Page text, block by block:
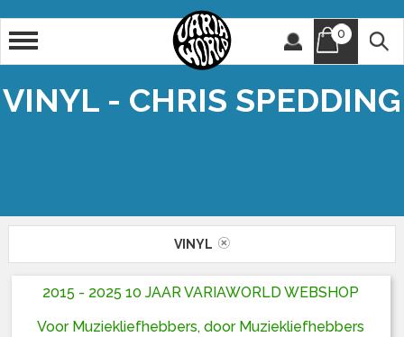
0
VINYL - CHRIS SPEDDING
VINYL
2015 - 2025 10 JAAR VARIAWORLD WEBSHOP
Voor Muziekliefhebbers, door Muziekliefhebbers